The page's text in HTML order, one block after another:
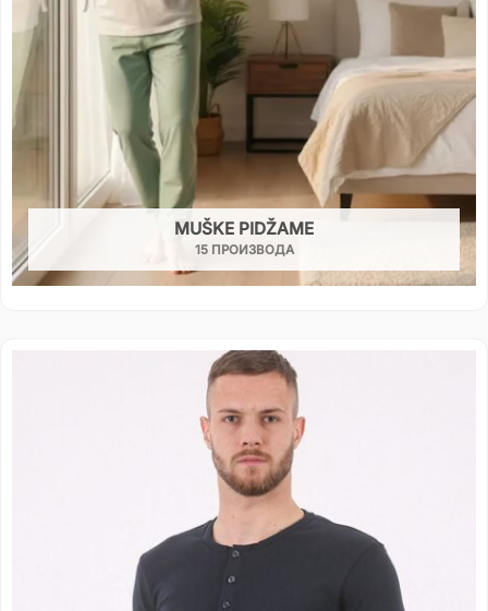
MUŠKE PIDŽAME
15 ПРОИЗВОДА